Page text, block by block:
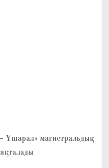
Үшарал» магистральдық